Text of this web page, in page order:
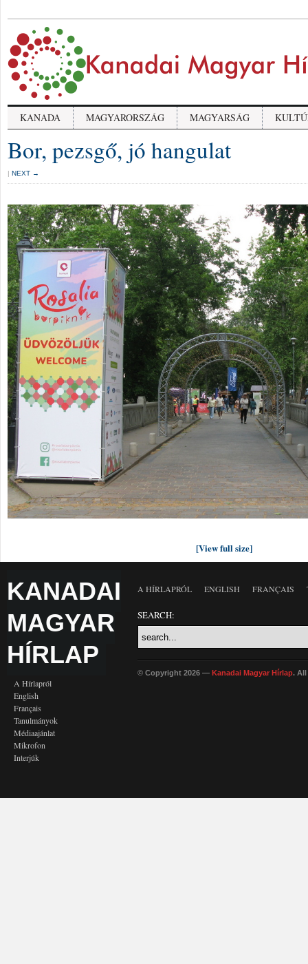
KANADA MAGYARORSZÁG MAGYARSÁG
Bor, pezsgő, jó hangulat
| NEXT →
[View full size]
KANADAI
MAGYAR
HÍRLAP
A Hírlapról
English
Français
Tanulmányok
Médiaajánlat
Mikrofon
Interjúk
A HÍRLAPRÓL ENGLISH FRANÇAIS
SEARCH:
© Copyright 2026 — Kanadai Magyar Hírlap. All